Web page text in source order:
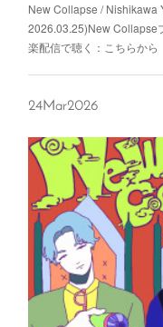
New Collapse / Nishikawa
2026.03.25)New Collapse
楽配信で聴く：こちらから
24Mar2026